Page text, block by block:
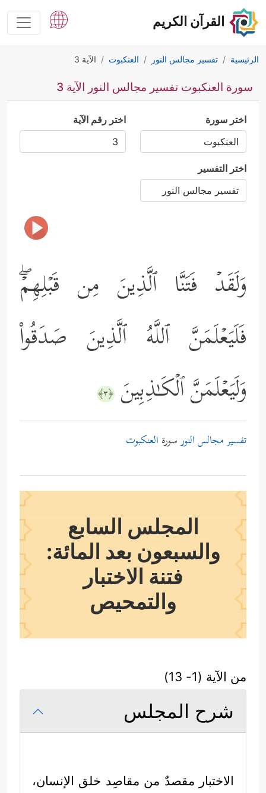
القرآن الكريم
الرئيسية تفسير مجالس النور العنكبوت الآية 3
سورة العنكبوت تفسير مجالس النور الآية 3
اختر سورة اختر رقم الآية
اختر التفسير
وَلَقَدۡ فَتَنَّا ٱلَّذِینَ مِن قَبۡلِهِمۡۖ
فَلَیَعۡلَمَنَّ ٱللَّهُ ٱلَّذِینَ صَدَقُواْ
وَلَیَعۡلَمَنَّ ٱلۡكَـٰذِبِینَ ﴿٣﴾
تفسير مجالس النورسورة العنكبوت
المجلس السابع
والسبعون بعد المائة:
فتنة الاختبار
والتمحيص
من الآية (1- 13)
شرح المجلس
الاختبار مقصدٌ من مقاصِد خلق الإنسان،